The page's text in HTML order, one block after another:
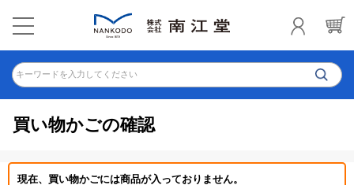
キーワードを入力してください
買い物かごの確認
現在、買い物かごには商品が入っておりません。